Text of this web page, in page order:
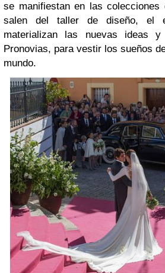
se manifiestan en las colecciones
salen del taller de diseño, el
materializan las nuevas ideas
Pronovias, para vestir los sueños
mundo.